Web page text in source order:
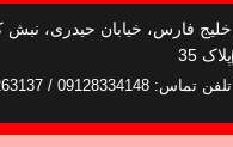
خلیج فارس، خیابان حیدری، نبش
پلاک 35
تلفن تماس: 09128334148 / 66263137-021